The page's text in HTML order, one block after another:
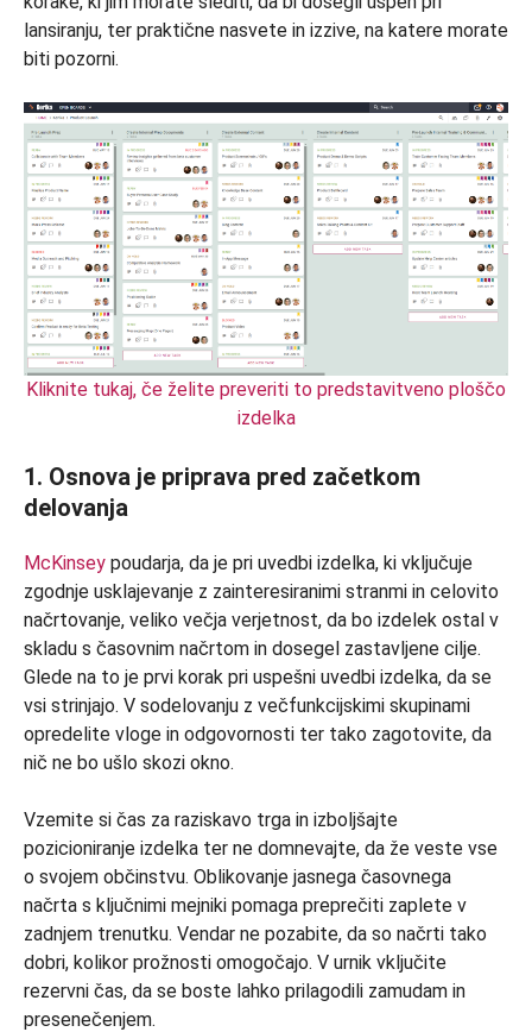
lansiranju, ter praktične nasvete in izzive, na katere morate
biti pozorni.
Kliknite tukaj, če želite preveriti to predstavitveno ploščo
izdelka
1. Osnova je priprava pred začetkom
delovanja
McKinsey poudarja, da je pri uvedbi izdelka, ki vključuje
zgodnje usklajevanje z zainteresiranimi stranmi in celovito
načrtovanje, veliko večja verjetnost, da bo izdelek ostal v
skladu s časovnim načrtom in dosegel zastavljene cilje.
Glede na to je prvi korak pri uspešni uvedbi izdelka, da se
vsi strinjajo. V sodelovanju z večfunkcijskimi skupinami
opredelite vloge in odgovornosti ter tako zagotovite, da
nič ne bo ušlo skozi okno.
Vzemite si čas za raziskavo trga in izboljšajte
pozicioniranje izdelka ter ne domnevajte, da že veste vse
o svojem občinstvu. Oblikovanje jasnega časovnega
načrta s ključnimi mejniki pomaga preprečiti zaplete v
zadnjem trenutku. Vendar ne pozabite, da so načrti tako
dobri, kolikor prožnosti omogočajo. V urnik vključite
rezervni čas, da se boste lahko prilagodili zamudam in
presenečenjem.